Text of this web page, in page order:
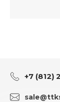
+7 (812)